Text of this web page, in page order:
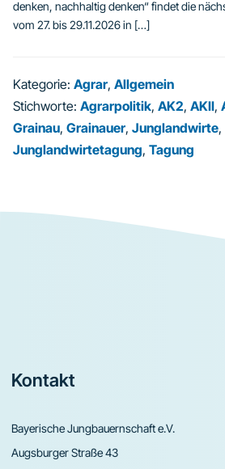
denken, nachhaltig denken“ findet die
vom 27. bis 29.11.2026 in […]
Kategorie: Agrar, Allgemein
Stichworte: Agrarpolitik, AK2, AKII,
Grainau, Grainauer, Junglandwirte,
Junglandwirtetagung, Tagung
Footer
Kontakt
Bayerische Jungbauernschaft e.V.
Augsburger Straße 43